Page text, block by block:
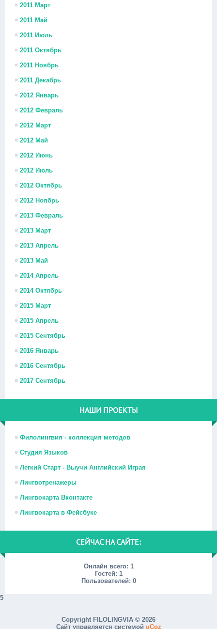
2011 Март
2011 Май
2011 Июль
2011 Октябрь
2011 Ноябрь
2011 Декабрь
2012 Январь
2012 Февраль
2012 Март
2012 Май
2012 Июнь
2012 Июль
2012 Октябрь
2012 Ноябрь
2013 Февраль
2013 Март
2013 Апрель
2013 Май
2014 Апрель
2014 Октябрь
2015 Март
2015 Апрель
2015 Сентябрь
2016 Январь
2016 Сентябрь
2017 Сентябрь
НАШИ ПРОЕКТЫ
Филолингвия - коллекция методов
Студия Языков
Легкий Старт - Выучи Английский Играя
Лингвотренажеры
Лингвокарта Вконтакте
Лингвокарта в Фейсбуке
СЕЙЧАС НА САЙТЕ:
Онлайн всего: 1
Гостей: 1
Пользователей: 0
5
Copyright FILOLINGVIA © 2026
Сайт управляется системой uCoz